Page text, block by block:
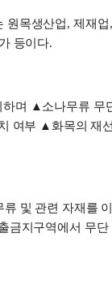
원목생산업, 제재업,
등이다.
며 ▲소나무류 무
여부 ▲ 화목의 재
및 관련 자재를
금지구역에서 무단